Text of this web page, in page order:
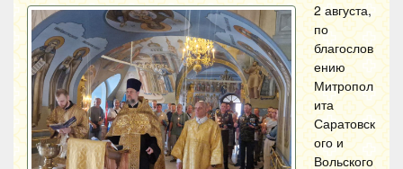
2 августа,
по
благослов
ению
Митропол
ита
Саратовск
ого и
Вольского